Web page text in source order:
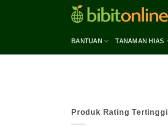
BANTUAN TANAMAN HIAS
Produk Rating Tertinggi